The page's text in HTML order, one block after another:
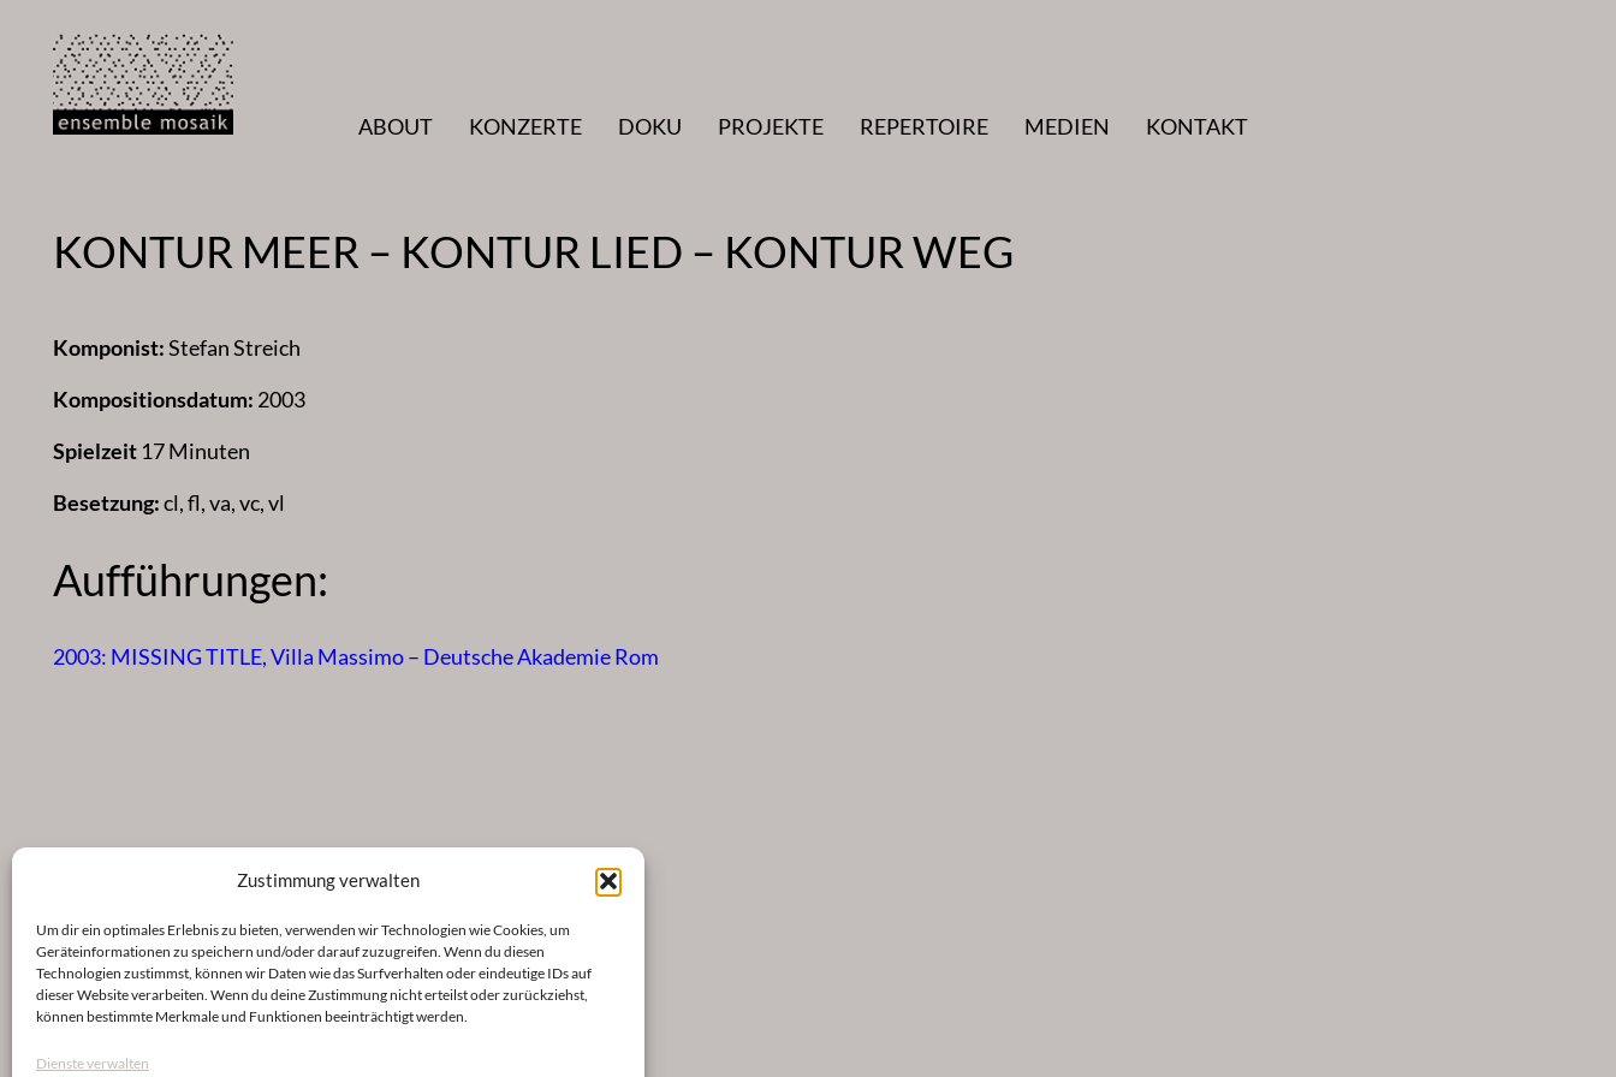
Zustimmung verwalten
Um dir ein optimales Erlebnis zu bieten, verwenden wir Technologien wie Cookies, um
Geräteinformationen zu speichern und/oder darauf zuzugreifen. Wenn du diesen
Technologien zustimmst, können wir Daten wie das Surfverhalten oder eindeutige IDs auf
dieser Website verarbeiten. Wenn du deine Zustimmung nicht erteilst oder zurückziehst,
können bestimmte Merkmale und Funktionen beeinträchtigt werden.
Dienste verwalten
Inhalt
springen
ABOUT
KONZERTE DOKU PROJEKTE REPERTOIRE MEDIEN KONTAKT
KONTUR MEER – KONTUR LIED – KONTUR WEG
Komponist:Stefan Streich
Kompositionsdatum: 2003
Spielzeit 17 Minuten
Besetzung:cl, fl, va, vc, vl
Aufführungen:
2003: MISSING TITLE, Villa Massimo – Deutsche Akademie Rom